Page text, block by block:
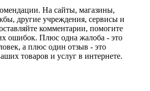
На сайты, магазины,
другие учреждения, сервисы и
комментарии, помогите
ошибок. Плюс одна жалоба - это
а плюс один отзыв - это
товаров и услуг в интернете.